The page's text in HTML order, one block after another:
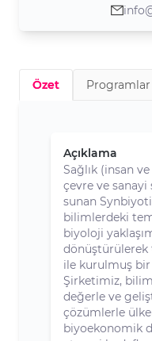
Özet Programlar
Açıklama
Sağlık (insan ve
çevre ve
sunan
bilimlerdeki
biyoloji
dönüştürülerek
ile kurulmuş
Şirketimiz,
değerle ve
çözümlerle
biyoekonomik